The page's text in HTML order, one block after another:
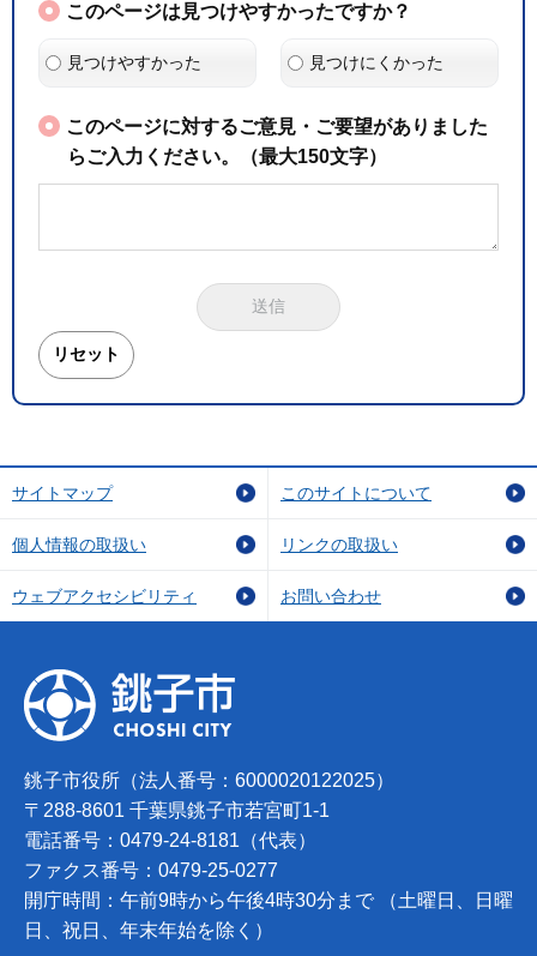
このページは見つけやすかったですか？
見つけやすかった 見つけにくかった
このページに対するご意見・ご要望がありました
らご入力ください。（最大150文字）
サイトマップ このサイトについて
個人情報の取扱い リンクの取扱い
ウェブアクセシビリティ お問い合わせ
銚子市役所（法人番号：6000020122025）
〒288-8601 千葉県銚子市若宮町1-1
電話番号：0479-24-8181（代表）
ファクス番号：0479-25-0277
開庁時間：午前9時から午後4時30分まで （土曜日、日曜
日、祝日、年末年始を除く）